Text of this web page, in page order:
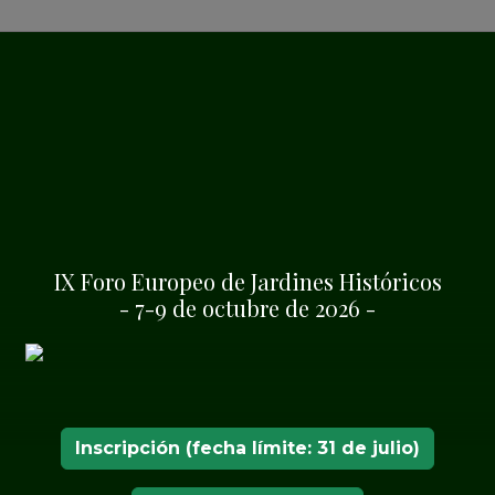
IX Foro Europeo de Jardines Históricos
- 7-9 de octubre de 2026 -
Inscripción (fecha límite: 31 de julio)